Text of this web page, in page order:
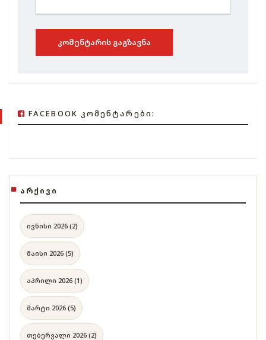
ᲙᲝᲛᲔᲜᲢᲐᲠᲘᲡ ᲒᲐᲒᲖᲐᲕᲜᲐ
FACEBOOK ᲙᲝᲛᲔᲜᲢᲐᲠᲔᲑᲘ:
ᲐᲠᲥᲘᲕᲘ
ივნისი 2026 (2)
მაისი 2026 (5)
აპრილი 2026 (1)
მარტი 2026 (5)
თებერვალი 2026 (2)